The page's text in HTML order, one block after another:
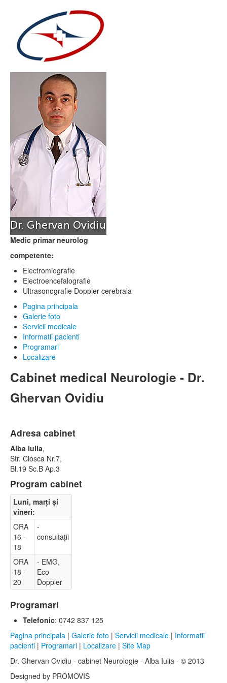
Medic primar neurolog
competente:
Electromiografie
Electroencefalografie
Ultrasonografie Doppler cerebrala
Pagina principala
Galerie foto
Servicii medicale
Informatii pacienti
Programari
Localizare
Cabinet medical Neurologie - Dr.
Ghervan Ovidiu
Adresa cabinet
Alba Iulia,
Str. Closca Nr.7,
Bl.19 Sc.B Ap.3
Program cabinet
Luni, marți și
vineri:
ORA
16 -
18
-
consultaţii
ORA
18 -
20
- EMG,
Eco
Doppler
Programari
Telefonic: 0742 837 125
Pagina principala | Galerie foto | Servicii medicale | Informatii
pacienti | Programari | Localizare | Site Map
Dr. Ghervan Ovidiu - cabinet Neurologie - Alba Iulia - © 2013
Designed by PROMOVIS